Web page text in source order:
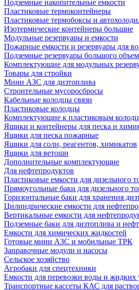
Подземные накопительные емкости
Пластиковые термоконтейнеры
Пластиковые термобоксы и
Изотермические контейнеры большие
Модульные резервуары и емкости
Пожарные емкости и резервуары для
Подземные резервуары большого
Комплектующие для модульных
Товары для стройки
Мини АЗС для дизтоплива
Строительные мусоросбросы
Кабельные колодцы связи
Пластиковые колодцы
Комплектующие к пластиковым
Ящики и контейнеры для песка и
Ящики для песка пожарные
Ящики для соли, реагентов, химикатов
Ящики для ветоши
Дополнительные комплектующие
Для нефтепродуктов
Пластиковые емкости для дизельного
Прямоугольные баки для дизельного
Горизонтальные баки для хранения
Цилиндрические емкости для
Вертикальные емкости для
Подземные баки для дизтоплива и
Емкости для химических жидкостей
Готовые мини АЗС и мобильные ТРК
Заправочные модули и насосы
Сельское хозяйство
Агробаки для спецтехники
Емкости для перевозки воды и
Транспортные кассеты КАС для